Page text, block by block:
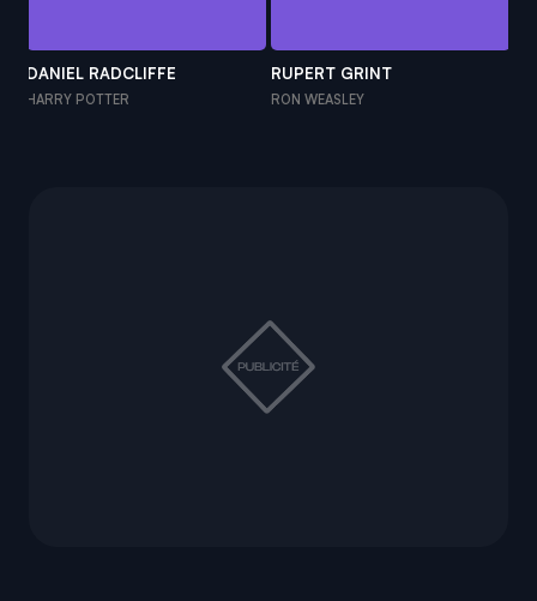
DANIEL RADCLIFFE
HARRY POTTER
RUPERT GRINT
RON WEASLEY